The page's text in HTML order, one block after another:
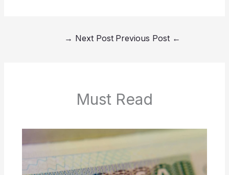
←
Next Post
→
Must Read